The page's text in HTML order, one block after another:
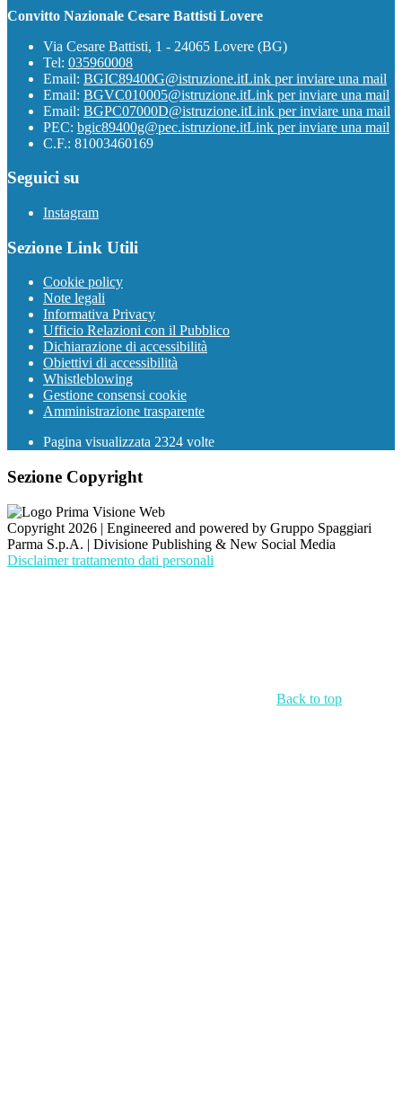
Convitto Nazionale Cesare Battisti Lovere
Via Cesare Battisti, 1 - 24065 Lovere (BG)
Tel: 035960008
Email: BGIC89400G@istruzione.itLink per inviare una mail
Email: BGVC010005@istruzione.itLink per inviare una mail
Email: BGPC07000D@istruzione.itLink per inviare una mail
PEC: bgic89400g@pec.istruzione.itLink per inviare una mail
C.F.: 81003460169
Seguici su
Instagram
Sezione Link Utili
Cookie policy
Note legali
Informativa Privacy
Ufficio Relazioni con il Pubblico
Dichiarazione di accessibilità
Obiettivi di accessibilità
Whistleblowing
Gestione consensi cookie
Amministrazione trasparente
Pagina visualizzata 2324 volte
Sezione Copyright
Copyright 2026 | Engineered and powered by Gruppo Spaggiari
Parma S.p.A. | Divisione Publishing & New Social Media
Disclaimer trattamento dati personali
Back to top